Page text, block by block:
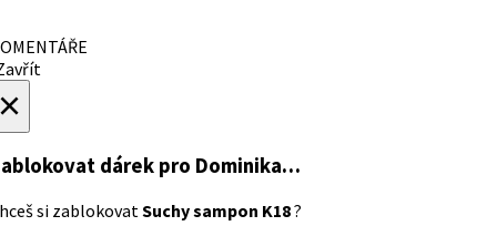
dárek pro Dominika…
si zablokovatSuchy sampon K18?